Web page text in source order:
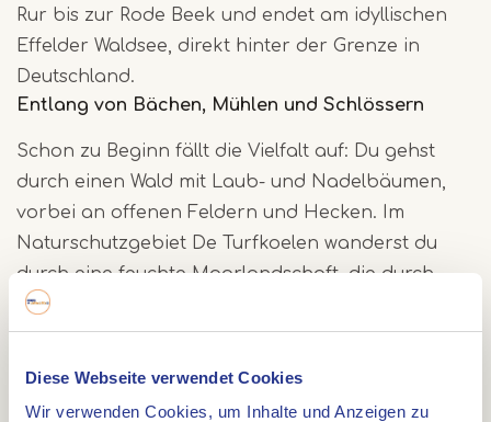
Diese Webseite verwendet Cookies
Wir verwenden Cookies, um Inhalte und Anzeigen zu
Rur bis zur Rode Beek und endet am idyllischen
Effelder Waldsee, direkt hinter der Grenze in
Deutschland.
Entlang von Bächen, Mühlen und Schlössern
Schon zu Beginn fällt die Vielfalt auf: Du gehst
durch einen Wald mit Laub- und Nadelbäumen,
vorbei an offenen Feldern und Hecken. Im
Naturschutzgebiet De Turfkoelen wanderst du
durch eine feuchte Moorlandschaft, die durch
Torfabbau entstanden ist. Danach erreichst du
das restaurierte Schloss Daelenbroeck und die